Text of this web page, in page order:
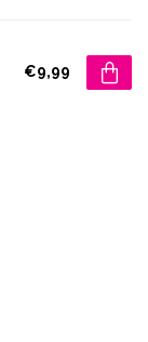
€9,99